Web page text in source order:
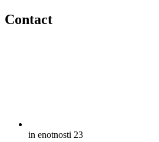
Contact
in enotnosti 23